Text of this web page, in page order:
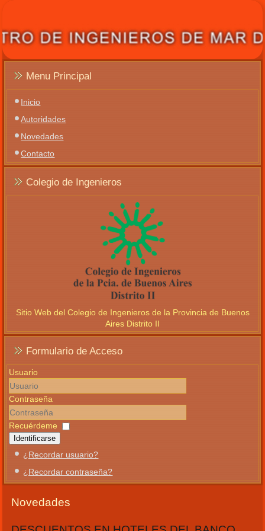
Menu Principal
Inicio
Autoridades
Novedades
Contacto
Colegio de Ingenieros
Sitio Web del Colegio de Ingenieros de la Provincia de Buenos
Aires Distrito II
Formulario de Acceso
Usuario
Contraseña
Recuérdeme
Identificarse
¿Recordar usuario?
¿Recordar contraseña?
Novedades